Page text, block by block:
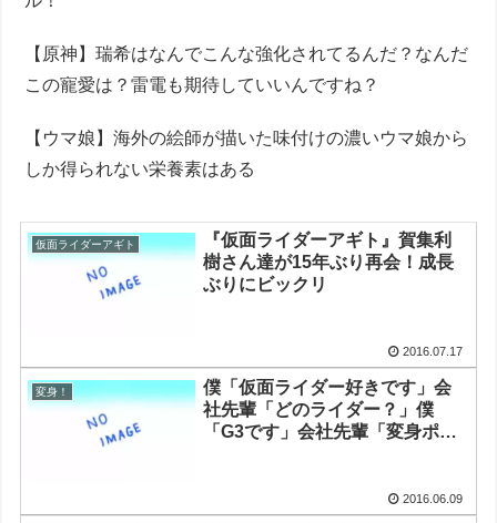
【原神】瑞希はなんでこんな強化されてるんだ？なんだ
この寵愛は？雷電も期待していいんですね？
【ウマ娘】海外の絵師が描いた味付けの濃いウマ娘から
しか得られない栄養素はある
仮面ライダーアギト
『仮面ライダーアギト』賀集利
樹さん達が15年ぶり再会！成長
ぶりにビックリ
2016.07.17
変身！
僕「仮面ライダー好きです」会
社先輩「どのライダー？」僕
「G3です」会社先輩「変身ポー
2016.06.09